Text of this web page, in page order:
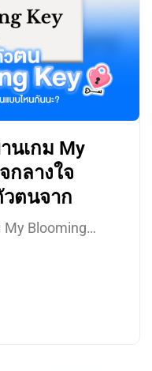
นเกม My
กลางใจ
ตนจาก
Blooming…